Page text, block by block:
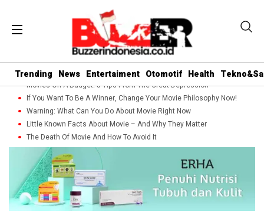
Trending News Entertaiment Otomotif Health
Movies On A Budget: 5 Tips From The Great Depression
If You Want To Be A Winner, Change Your Movie Philosophy Now!
Warning: What Can You Do About Movie Right Now
Little Known Facts About Movie – And Why They Matter
The Death Of Movie And How To Avoid It